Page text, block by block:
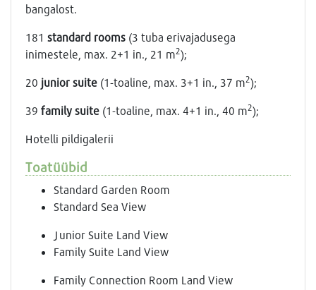
bangalost.
181 standard rooms (3 tuba erivajadusega
inimestele, max. 2+1 in., 21 m2);
20 junior suite (1-toaline, max. 3+1 in., 37 m2);
39 family suite (1-toaline, max. 4+1 in., 40 m2);
Hotelli pildigalerii
Toatüübid
Standard Garden Room
Standard Sea View
Junior Suite Land View
Family Suite Land View
Family Connection Room Land View